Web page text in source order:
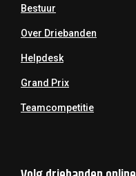
Bestuur
Over Driebanden
Helpdesk
Grand Prix
Teamcompetitie